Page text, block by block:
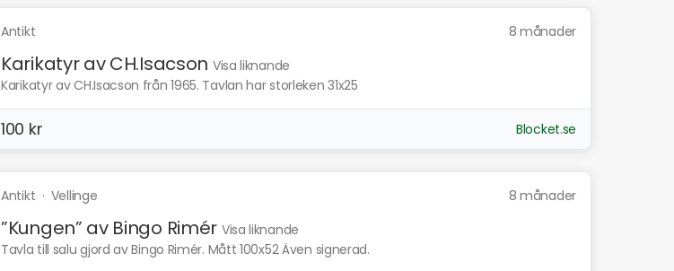
Antikt 8 månader
Karikatyr av CH.Isacson Visa liknande
Karikatyr av CH.Isacson från 1965. Tavlan har storleken 31x25
100 kr Blocket.se
Antikt · Vellinge 8 månader
”Kungen” av Bingo Rimér Visa liknande
Tavla till salu gjord av Bingo Rimér. Mått 100x52 Även signerad.